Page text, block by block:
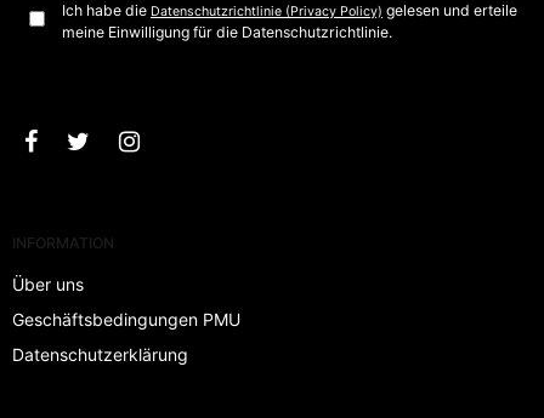
Ich habe die Datenschutzrichtlinie (Privacy Policy) gelesen und erteile
meine Einwilligung für die Datenschutzrichtlinie.
INFORMATION
Über uns
Geschäftsbedingungen PMU
Datenschutzerklärung